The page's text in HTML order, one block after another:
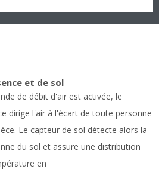
et de sol
de débit d'air est activée, le
dirige l'air à l'écart de toute personne
Le capteur de sol détecte alors la
du sol et assure une distribution
en